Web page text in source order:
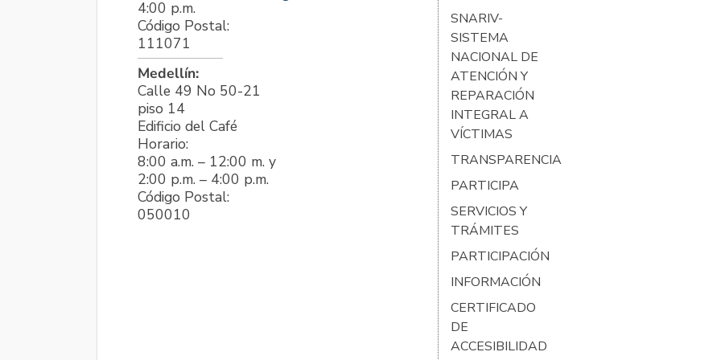
4:00 p.m.
Código Postal:
111071
Medellín:
Calle 49 No 50-21
piso 14
Edificio del Café
Horario:
8:00 a.m. – 12:00 m. y
2:00 p.m. – 4:00 p.m.
Código Postal:
050010
SNARIV-
SISTEMA
NACIONAL DE
ATENCIÓN Y
REPARACIÓN
INTEGRAL A
VÍCTIMAS
TRANSPARENCIA
PARTICIPA
SERVICIOS Y
TRÁMITES
PARTICIPACIÓN
INFORMACIÓN
CERTIFICADO
DE
ACCESIBILIDAD